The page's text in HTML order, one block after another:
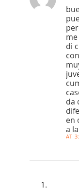
di
da
en
a
AT